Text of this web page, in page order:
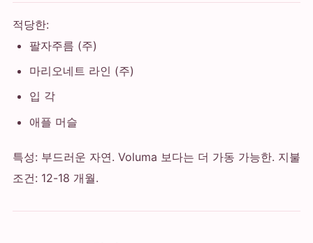
적당한:
팔자주름 (주)
마리오네트 라인 (주)
입 각
애플 머슬
특성: 부드러운 자연. Voluma 보다는 더 가동 가능한. 지불
조건: 12-18 개월.